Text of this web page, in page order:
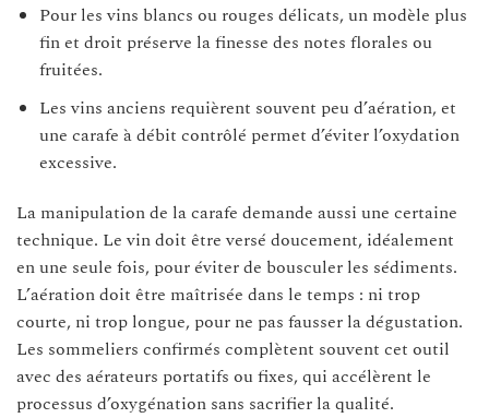
Pour les vins blancs ou rouges délicats, un modèle plus
fin et droit préserve la finesse des notes florales ou
fruitées.
Les vins anciens requièrent souvent peu d’aération, et
une carafe à débit contrôlé permet d’éviter l’oxydation
excessive.
La manipulation de la carafe demande aussi une certaine
technique. Le vin doit être versé doucement, idéalement
en une seule fois, pour éviter de bousculer les sédiments.
L’aération doit être maîtrisée dans le temps : ni trop
courte, ni trop longue, pour ne pas fausser la dégustation.
Les sommeliers confirmés complètent souvent cet outil
avec des aérateurs portatifs ou fixes, qui accélèrent le
processus d’oxygénation sans sacrifier la qualité.